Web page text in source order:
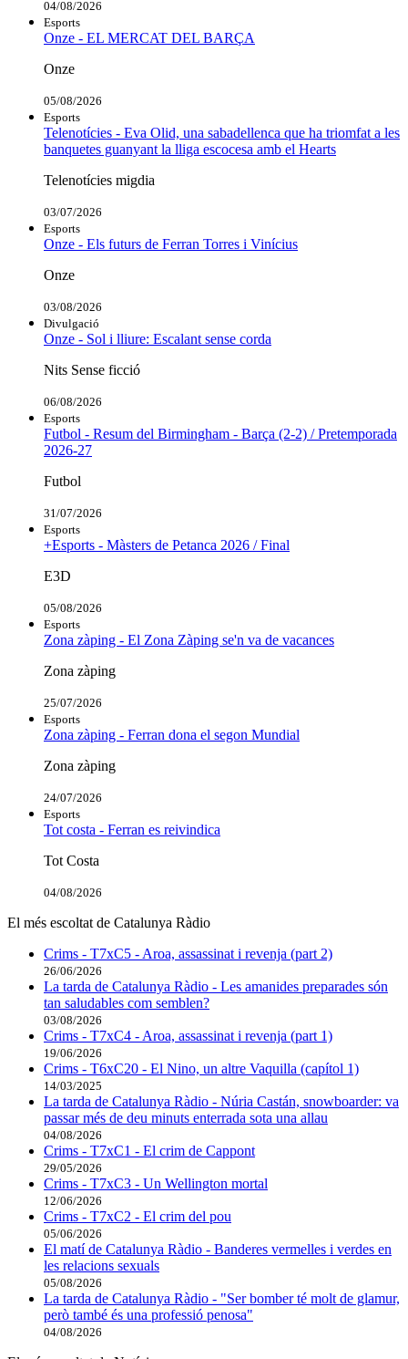
04/08/2026
Esports
Onze - EL MERCAT DEL BARÇA
Onze
05/08/2026
Esports
Telenotícies - Eva Olid, una sabadellenca que ha triomfat a les
banquetes guanyant la lliga escocesa amb el Hearts
Telenotícies migdia
03/07/2026
Esports
Onze - Els futurs de Ferran Torres i Vinícius
Onze
03/08/2026
Divulgació
Onze - Sol i lliure: Escalant sense corda
Nits Sense ficció
06/08/2026
Esports
Futbol - Resum del Birmingham - Barça (2-2) / Pretemporada
2026-27
Futbol
31/07/2026
Esports
+Esports - Màsters de Petanca 2026 / Final
E3D
05/08/2026
Esports
Zona zàping - El Zona Zàping se'n va de vacances
Zona zàping
25/07/2026
Esports
Zona zàping - Ferran dona el segon Mundial
Zona zàping
24/07/2026
Esports
Tot costa - Ferran es reivindica
Tot Costa
04/08/2026
El més escoltat de Catalunya Ràdio
Crims - T7xC5 - Aroa, assassinat i revenja (part 2)
26/06/2026
La tarda de Catalunya Ràdio - Les amanides preparades són
tan saludables com semblen?
03/08/2026
Crims - T7xC4 - Aroa, assassinat i revenja (part 1)
19/06/2026
Crims - T6xC20 - El Nino, un altre Vaquilla (capítol 1)
14/03/2025
La tarda de Catalunya Ràdio - Núria Castán, snowboarder: va
passar més de deu minuts enterrada sota una allau
04/08/2026
Crims - T7xC1 - El crim de Cappont
29/05/2026
Crims - T7xC3 - Un Wellington mortal
12/06/2026
Crims - T7xC2 - El crim del pou
05/06/2026
El matí de Catalunya Ràdio - Banderes vermelles i verdes en
les relacions sexuals
05/08/2026
La tarda de Catalunya Ràdio - "Ser bomber té molt de glamur,
però també és una professió penosa"
04/08/2026